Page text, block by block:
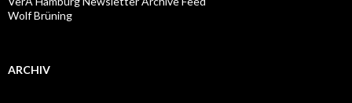
Wolf Brüning
ARCHIV